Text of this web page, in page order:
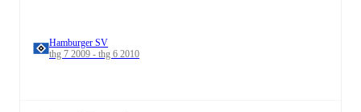
Hamburger SV
thg 7 2009 - thg 6 2010